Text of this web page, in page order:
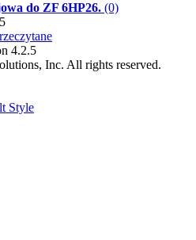
do ZF 6HP26. (0)
4.2.5
Inc. All rights reserved.
Style